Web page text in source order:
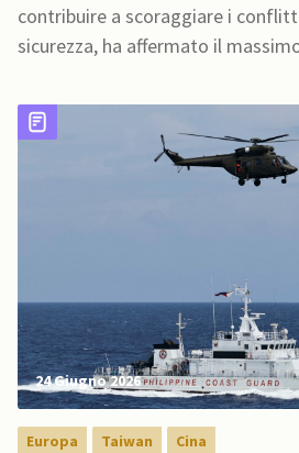
contribuire a scoraggiare i
sicurezza, ha affermato il
24 Giugno 2026
Europa Taiwan Cina